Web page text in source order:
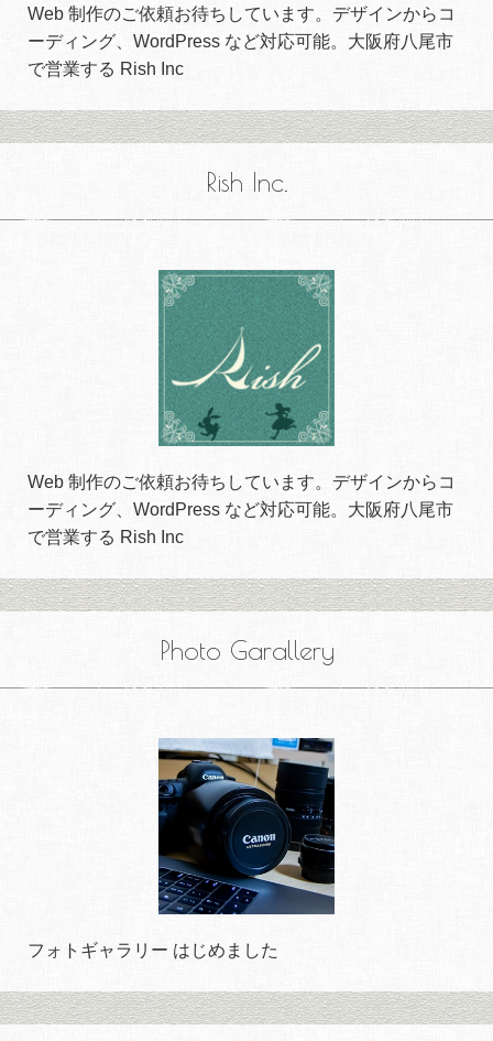
Web 制作のご依頼お待ちしています。デザインからコ
ーディング、WordPress など対応可能。大阪府八尾市
で営業する Rish Inc
Rish Inc.
Web 制作のご依頼お待ちしています。デザインからコ
ーディング、WordPress など対応可能。大阪府八尾市
で営業する Rish Inc
Photo Garallery
フォトギャラリー はじめました